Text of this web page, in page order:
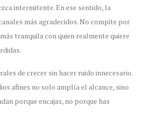
intermitente. En ese sentido, la
más agradecidos. No compite por
tranquila con quien realmente quiere
de crecer sin hacer ruido innecesario.
afines no solo amplía el alcance, sino
porque encajas, no porque has